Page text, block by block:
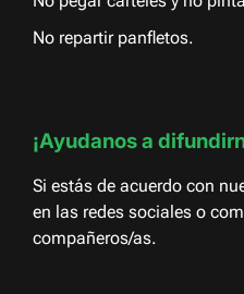
No repartir panfletos.
¡Ayudanos a
Si estás de acuerdo con
en las redes sociales o
compañeros/as.